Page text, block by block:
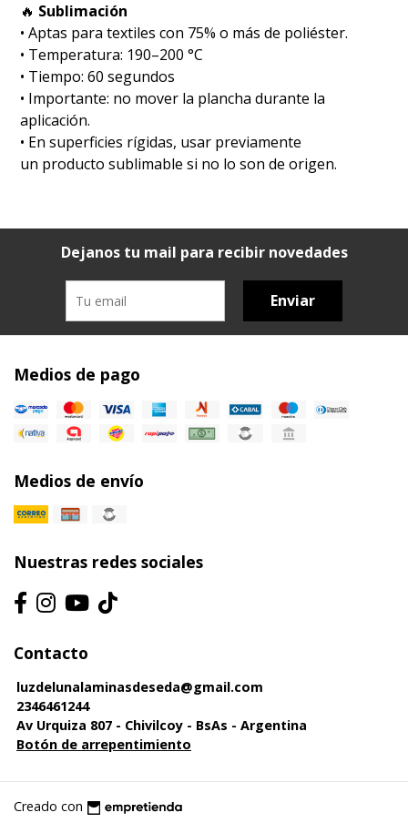
🔥 Sublimación
•⁠ ⁠Aptas para textiles con 75% o más de poliéster.
•⁠ ⁠Temperatura: 190–200 °C
•⁠ ⁠Tiempo: 60 segundos
•⁠ ⁠Importante: no mover la plancha durante la
aplicación.
•⁠ ⁠En superficies rígidas, usar previamente
un producto sublimable si no lo son de origen.
Dejanos tu mail para recibir novedades
Enviar
Medios de pago
Medios de envío
Nuestras redes sociales
Contacto
luzdelunalaminasdeseda@gmail.com
2346461244
Av Urquiza 807 - Chivilcoy - BsAs - Argentina
Botón de arrepentimiento
Creado con